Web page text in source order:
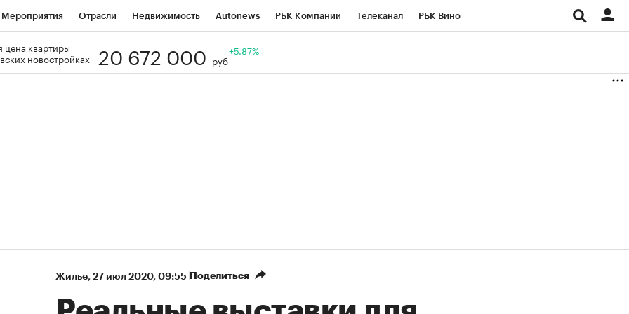
Мероприятия Отрасли Недвижимость Autonews РБК Компании Телеканал РБК Вино
Визионеры
цена квартиры
новостройках
20 672 000 руб
+5.87%
Жилье⁠, 27 июл 2020, 09:55 Поделиться